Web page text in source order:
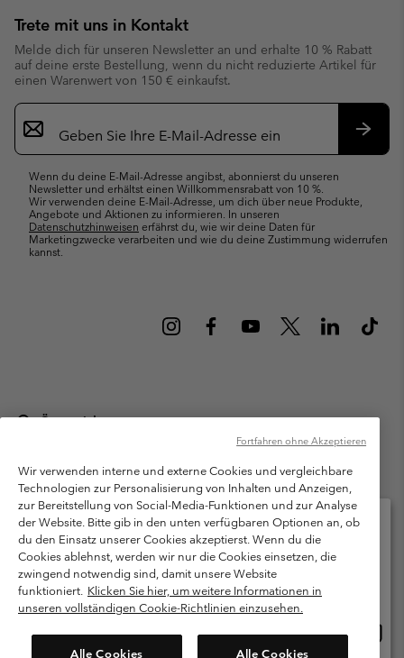
Trete mit uns in Kontakt
Melde dich für unseren Newsletter an und erhalte 10 % Rabatt
auf deine erste Bestellung, wenn du nicht reduzierte Artikel für
einen Warenwert von 150 € einkaufst.
Newsletter-
Anmeldung
Wenn du deine E-Mail-Adresse angibst, abonnierst du unseren
Newsletter und erhältst einen Willkommensrabatt von 10 %.
Wir verwenden deine E-Mail-Adresse, um dich über neue Produkte,
Angebote und Aktionen zu informieren. In unseren
Datenschutzhinweisen erfährst du, wie wir deine Daten für
Marketingzwecke verarbeiten und wie du deine Zustimmung widerrufen
kannst.
Österreich
Columbia Sportswear Austria GmbH. Moosfeldstraße 1, 5101
Bergheim, Salzburg Österreich. Alle Rechte vorbehalten.
Nutzungsbedingungen
Allgemeine Verkaufsbedingungen
Garantie
Datenschutzerklärung
Bestimmungen und Bedingungen des Mitglieder Programms
Nutzungsbedingungen Für Nutzergenerierte Inhalte
Cookies
Kundenservice: Mo- Fr. 9:00 - 13:00 & 14:00- 18:00 Uhr
Wir verwenden interne und externe Cookies und vergleichbare
Technologien zur Personalisierung von Inhalten und Anzeigen,
zur Bereitstellung von Social-Media-Funktionen und zur Analyse
der Website. Bitte gib in den unten verfügbaren Optionen an, ob
du den Einsatz unserer Cookies akzeptierst. Wenn du die
Cookies ablehnst, werden wir nur die Cookies einsetzen, die
zwingend notwendig sind, damit unsere Website
funktioniert. Klicken Sie hier, um weitere Informationen in
unseren vollständigen Cookie-Richtlinien einzusehen.
Alle Cookies Alle Cookies
Fortfahren ohne Akzeptieren
Bitte wählen Sie Ihr Lieferland und Ihre Sprache
Online-Einkauf verfügbar